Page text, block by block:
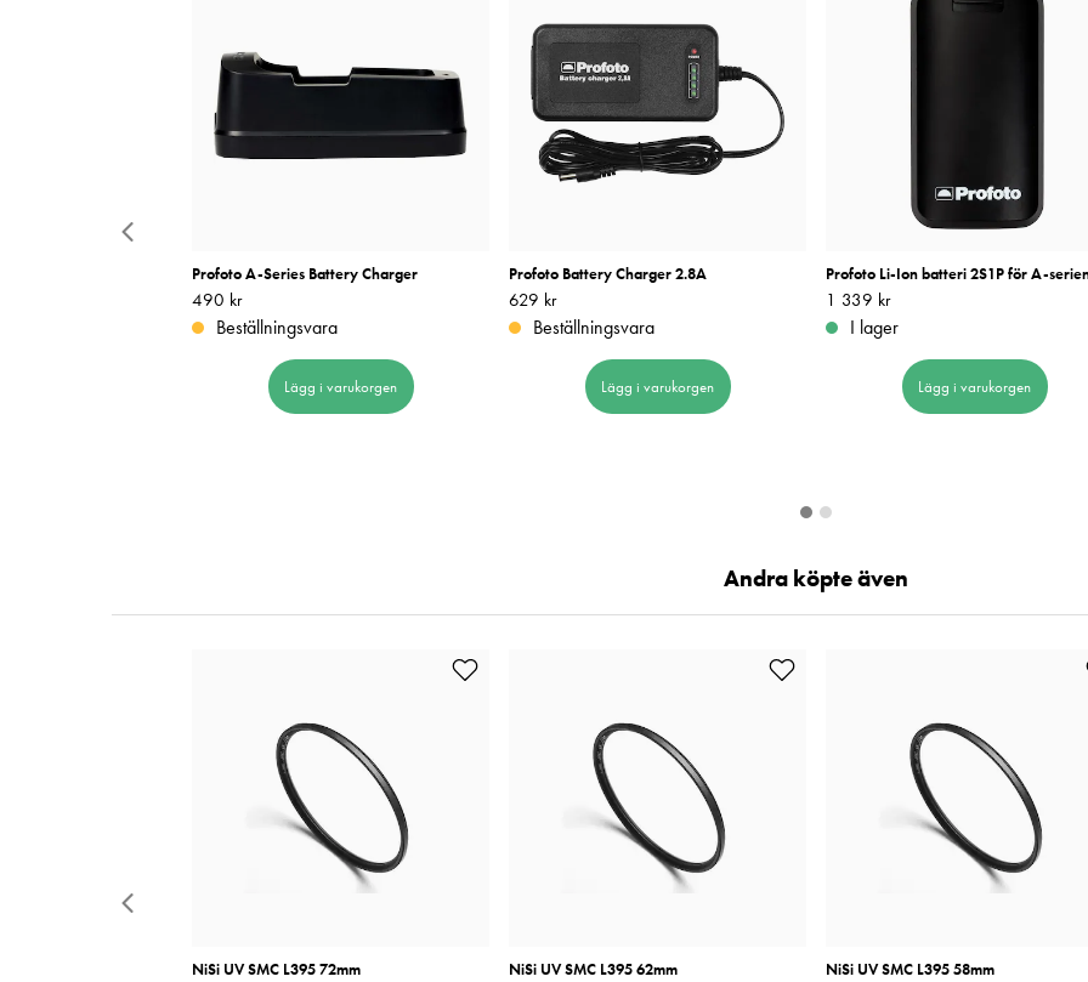
Profoto A-Series Battery Charger
Pris: 490 kr
490 kr
Beställningsvara
Lägg i varukorgen
Profoto Battery Charger 2.8A
Pris: 629 kr
629 kr
Beställningsvara
Lägg i varukorgen
Profoto Li-Ion batteri 2S1P för A-
Pris:1 339 kr
1 339 kr
I lager
Lägg i varukorgen
Andra köpte även
NiSi UV SMC L395 72mm NiSi UV SMC L395 62mm NiSi UV SMC L395 58mm